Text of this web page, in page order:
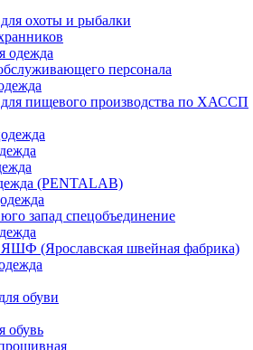
охоты и рыбалки
одежда
персонала
пищевого производства по ХАССП
(PENTALAB)
запад спецобъединение
(Ярославская швейная фабрика)
обуви
обувь